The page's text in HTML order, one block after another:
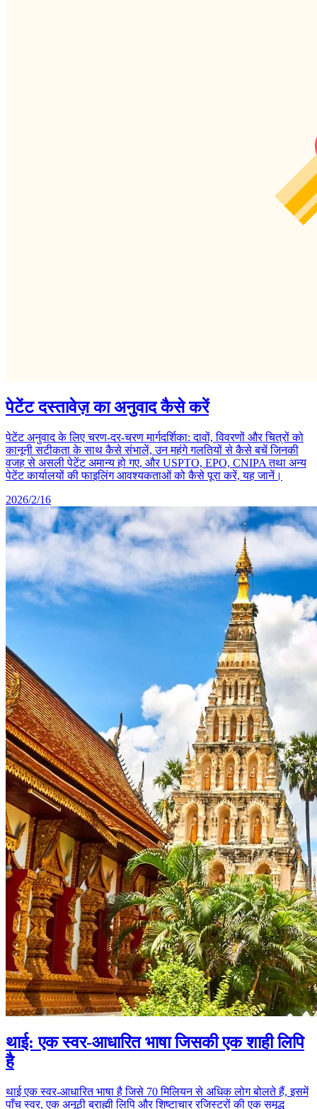
पेटेंट दस्तावेज़ का अनुवाद कैसे करें
पेटेंट अनुवाद के लिए चरण-दर-चरण मार्गदर्शिका: दावों, विवरणों और चित्रों को
कानूनी सटीकता के साथ कैसे संभालें, उन महंगे गलतियों से कैसे बचें जिनकी
वजह से असली पेटेंट अमान्य हो गए, और USPTO, EPO, CNIPA तथा अन्य
पेटेंट कार्यालयों की फाइलिंग आवश्यकताओं को कैसे पूरा करें, यह जानें।
2026/2/16
थाई: एक स्वर-आधारित भाषा जिसकी एक शाही लिपि
है
थाई एक स्वर-आधारित भाषा है जिसे 70 मिलियन से अधिक लोग बोलते हैं, इसमें
पाँच स्वर, एक अनूठी ब्राह्मी लिपि और शिष्टाचार रजिस्टरों की एक समृद्ध